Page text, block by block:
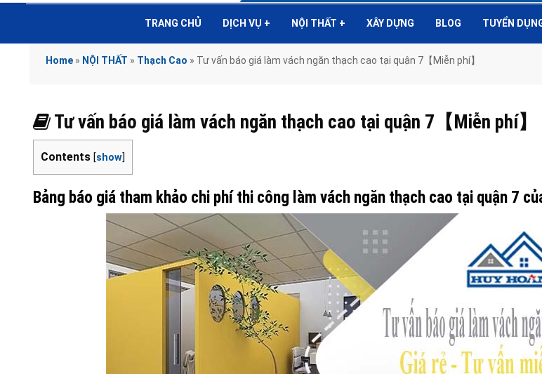
TRANG CHỦ DỊCH VỤ + NỘI THẤT + XÂY DỰNG BLOG TUYỂN
Home » NỘI THẤT » Thạch Cao » Tư vấn báo giá làm vách ngăn thạch cao tại quận 7【Miễn phí】
Tư vấn báo giá làm vách ngăn thạch cao tại quận 7【Miễn phí】
Contents [show]
Bảng báo giá tham khảo chi phí thi công làm vách ngăn thạch cao tại quận 7